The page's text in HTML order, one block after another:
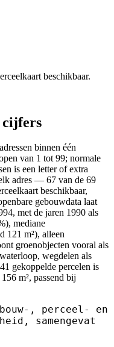
beschikbaar.
cijfers
binnen één
van 1 tot 99; normale
is een letter of extra
adres — 67 van de 69
beschikbaar,
gebouwdata laat
met de jaren 1990 als
mediane
121 m²), alleen
groenobjecten vooral als
wegdelen als
gekoppelde percelen is
m², passend bij
, perceel- en
samengevat